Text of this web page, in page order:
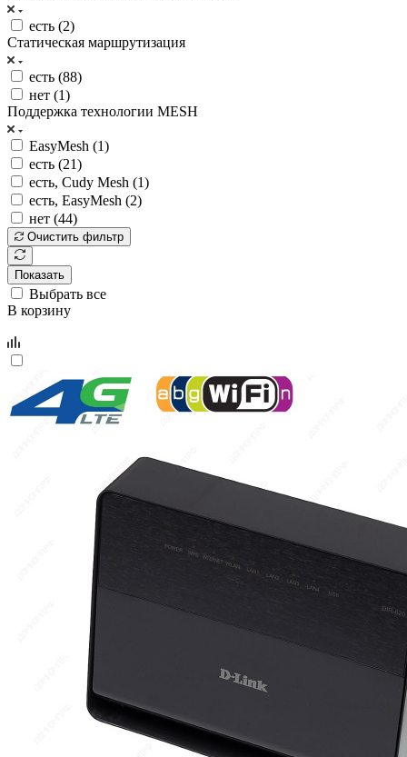
есть (2)
Статическая маршрутизация
есть (88)
нет (1)
Поддержка технологии MESH
EasyMesh (1)
есть (21)
есть, Cudy Mesh (1)
есть, EasyMesh (2)
нет (44)
Очистить фильтр
Показать
Выбрать все
В корзину